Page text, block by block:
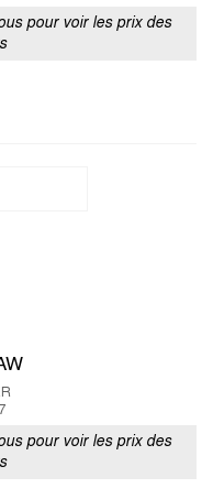
pour voir les prix des
pour voir les prix des